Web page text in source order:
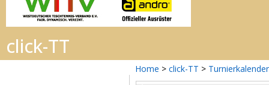
Home > click-TT > Turnierkalender